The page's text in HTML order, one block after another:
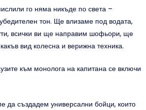
го няма никъде по света –
тон. Ще влизаме под водата,
всички ви ще направим шофьори, ще
вид колесна и верижна техника.
към монолога на капитана се включи
да създадем универсални бойци, които